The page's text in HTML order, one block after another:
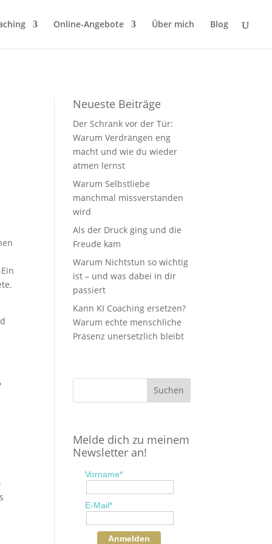
Online-Angebote Über mich Blog
Neueste Beiträge
Der Schrank vor der Tür:
Warum Verdrängen eng
macht und wie du wieder
atmen lernst
Warum Selbstliebe
manchmal missverstanden
wird
Als der Druck ging und die
Freude kam
Warum Nichtstun so wichtig
ist – und was dabei in dir
passiert
Kann KI Coaching ersetzen?
Warum echte menschliche
Präsenz unersetzlich bleibt
Melde dich zu meinem
Newsletter an!
Vorname*
E-Mail*
Anmelden